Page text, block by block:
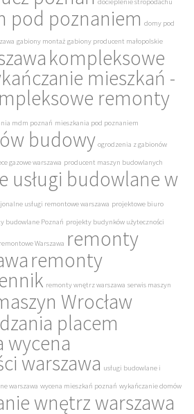
docieplenie stropodachu
pod poznaniem domy pod
gabiony montaż gabiony producent małopolskie
kompleksowe
mieszkań -
remonty
mdm poznań mieszkania pod poznaniem
budowy ogrodzenia z gabionów
gazowe warszawa producent maszyn budowlanych
usługi budowlane w
usługi remontowe warszawa projektowe biuro
budowlane Poznań projekty budynków użyteczności
Warszawa remonty
remonty
remonty wnętrz warszawa serwis maszyn
Wrocław
placem
wycena
warszawa usługi budowlane i
warszawa wycena mieszkań poznań wykańczanie domów
wnętrz warszawa